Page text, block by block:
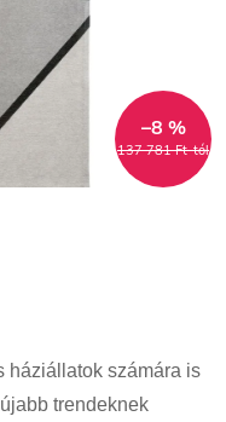
137 781 Ft-tól
–8 %
háziállatok számára is
trendeknek